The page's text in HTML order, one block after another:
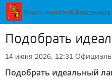
Подобрать
14 июня 2026, 12:31
Подобрать идеальный